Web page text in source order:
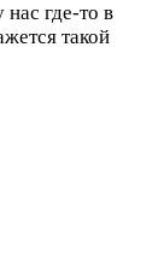
где-то в
такой